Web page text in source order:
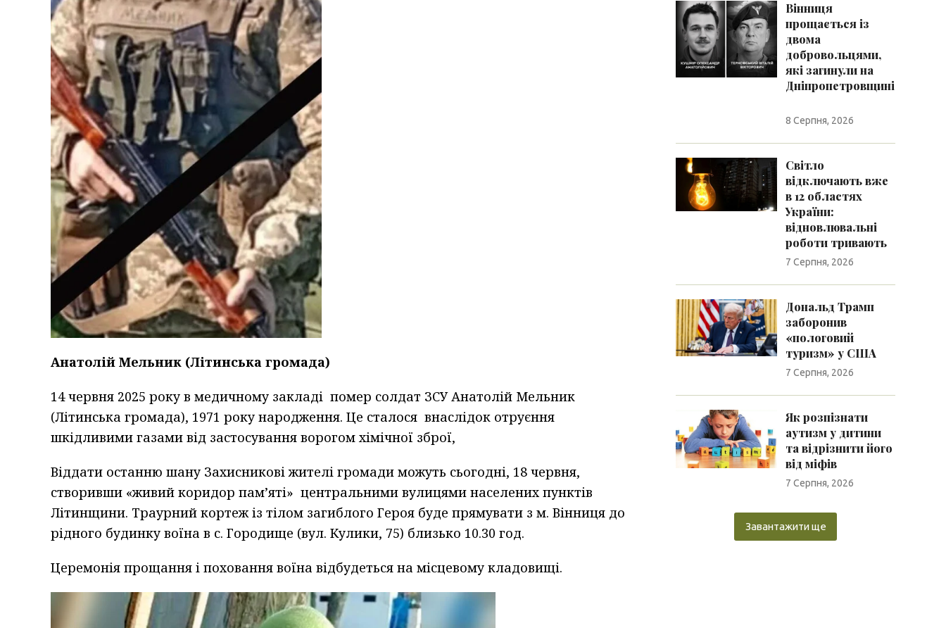
Анатолій Мельник (Літинська громада)
14 червня 2025 року в медичному закладі помер солдат ЗСУ Анатолій Мельник
(Літинська громада), 1971 року народження. Це сталося внаслідок отруєння
шкідливими газами від застосування ворогом хімічної зброї,
Віддати останню шану Захисникові жителі громади можуть сьогодні, 18 червня,
створивши «живий коридор пам’яті» центральними вулицями населених пунктів
Літинщини. Траурний кортеж із тілом загиблого Героя буде прямувати з м. Вінниця до
рідного будинку воїна в с. Городище (вул. Кулики, 75) близько 10.30 год.
Церемонія прощання і поховання воїна відбудеться на місцевому кладовищі.
Вінниця
прощається із
двома
добровольцями,
які загинули на
Дніпропетровщині
8 Серпня, 2026
Світло
відключають вже
в 12 областях
України:
відновлювальні
роботи тривають
7 Серпня, 2026
Дональд Трамп
заборонив
«пологовий
туризм» у США
7 Серпня, 2026
Як розпізнати
аутизм у дитини
та відрізнити його
від міфів
7 Серпня, 2026
Завантажити ще